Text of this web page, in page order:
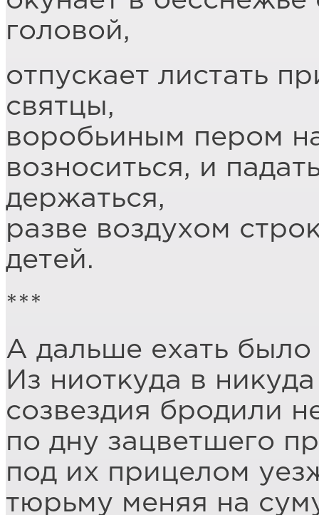
головой,
отпускает листать
святцы,
воробьиным пером
возноситься, и
держаться,
разве воздухом
детей.
***
А дальше ехать было
Из ниоткуда в никуда
созвездия бродили
по дну зацветшего
под их прицелом
тюрьму меняя на